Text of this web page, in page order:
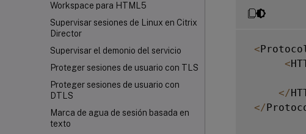
Workspace para HTML5
Supervisar sesiones de Linux en Citrix
Director
Supervisar el demonio del servicio
Proteger sesiones de usuario con TLS
Proteger sesiones de usuario con
DTLS
Marca de agua de sesión basada en
texto
<
<
</
</